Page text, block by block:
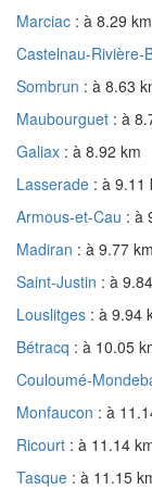
Marciac : à 8.29 km
Castelnau-Rivière-
Sombrun : à 8.63
Maubourguet : à
Galiax : à 8.92 km
Lasserade : à 9.11
Armous-et-Cau : à
Madiran : à 9.77 km
Saint-Justin : à
Louslitges : à 9.94
Bétracq : à 10.05
Couloumé-
Monfaucon : à
Ricourt : à 11.14
Tasque : à 11.15